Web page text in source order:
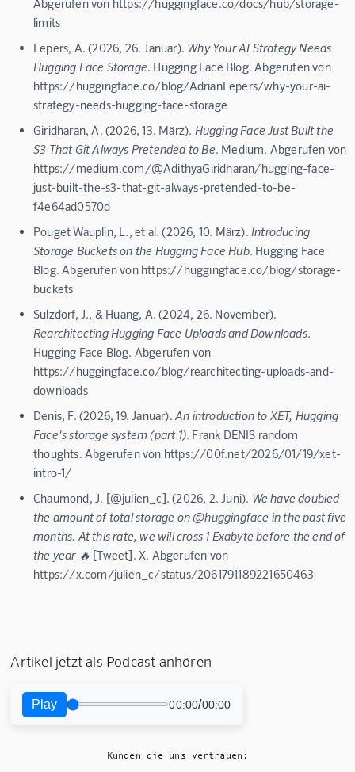
Abgerufen von https://huggingface.co/docs/hub/storage-
limits
Lepers, A. (2026, 26. Januar). Why Your AI Strategy Needs
Hugging Face Storage. Hugging Face Blog. Abgerufen von
https://huggingface.co/blog/AdrianLepers/why-your-ai-
strategy-needs-hugging-face-storage
Giridharan, A. (2026, 13. März). Hugging Face Just Built the
S3 That Git Always Pretended to Be. Medium. Abgerufen von
https://medium.com/@AdithyaGiridharan/hugging-face-
just-built-the-s3-that-git-always-pretended-to-be-
f4e64ad0570d
Pouget Wauplin, L., et al. (2026, 10. März). Introducing
Storage Buckets on the Hugging Face Hub. Hugging Face
Blog. Abgerufen von https://huggingface.co/blog/storage-
buckets
Sulzdorf, J., & Huang, A. (2024, 26. November).
Rearchitecting Hugging Face Uploads and Downloads.
Hugging Face Blog. Abgerufen von
https://huggingface.co/blog/rearchitecting-uploads-and-
downloads
Denis, F. (2026, 19. Januar). An introduction to XET, Hugging
Face's storage system (part 1). Frank DENIS random
thoughts. Abgerufen von https://00f.net/2026/01/19/xet-
intro-1/
Chaumond, J. [@julien_c]. (2026, 2. Juni). We have doubled
the amount of total storage on @huggingface in the past five
months. At this rate, we will cross 1 Exabyte before the end of
the year 🔥 [Tweet]. X. Abgerufen von
https://x.com/julien_c/status/2061791189221650463
Artikel jetzt als Podcast anhören
Play 00:00/00:00
Kunden die uns vertrauen: